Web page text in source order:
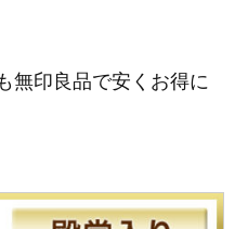
無印良品で安くお得に